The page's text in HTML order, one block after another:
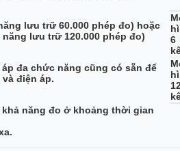
lưu trữ 60.000 phép đo) hoặc
lưu trữ 120.000 phép đo)
đa chức năng cũng có sẵn để
điện áp.
năng đo ở khoảng thời gian
6